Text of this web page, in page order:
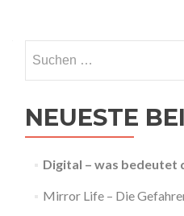
Navigation
nach:
NEUESTE
Digital – was bedeutet
Mirror Life – Die